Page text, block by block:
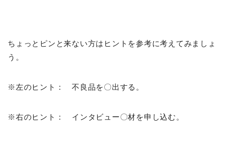
ちょっとピンと来ない方はヒントを参考に考えてみましょ
う。
※左のヒント： 不良品を〇出する。
※右のヒント： インタビュー〇材を申し込む。